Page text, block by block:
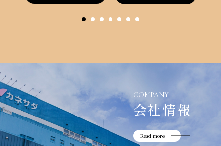
COMPANY
会社情報
Read more